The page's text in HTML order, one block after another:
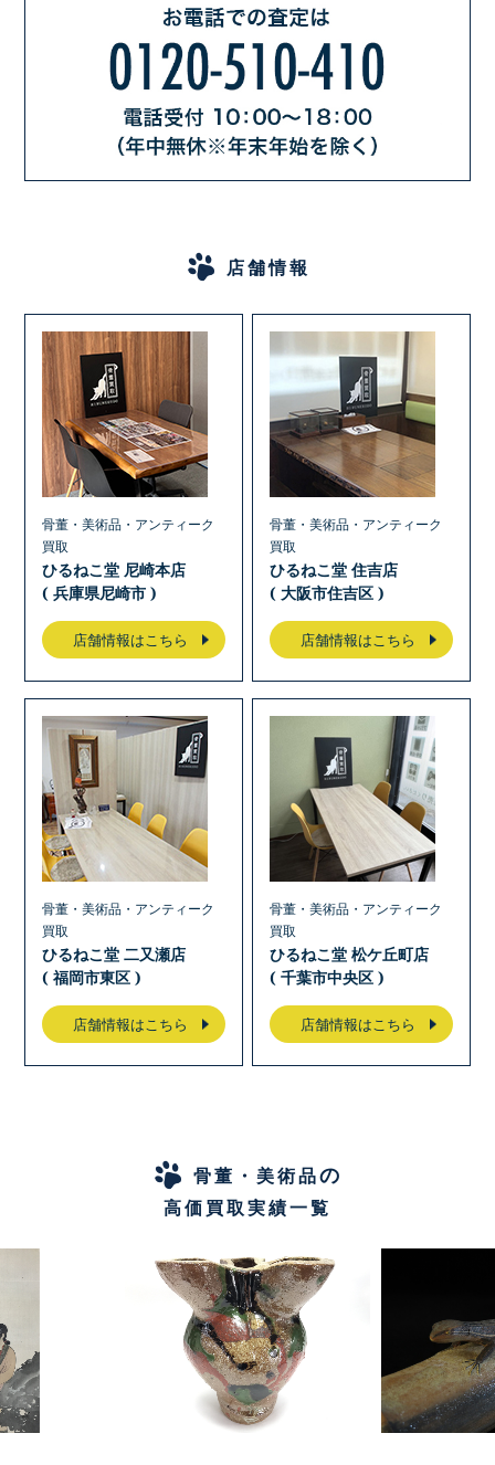
店舗情報
骨董・美術品・アンティーク
買取
ひるねこ堂 尼崎本店
( 兵庫県尼崎市 )
店舗情報はこちら
骨董・美術品・アンティーク
買取
ひるねこ堂 住吉店
( 大阪市住吉区 )
店舗情報はこちら
骨董・美術品・アンティーク
買取
ひるねこ堂 二又瀬店
( 福岡市東区 )
店舗情報はこちら
骨董・美術品・アンティーク
買取
ひるねこ堂 松ケ丘町店
( 千葉市中央区 )
店舗情報はこちら
骨董・美術品の
高価買取実績一覧